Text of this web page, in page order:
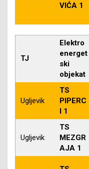
VIĆA 1
TJ
Elektro
energet
ski
objekat
Ugljevik
TS
PIPERC
I 1
Ugljevik
TS
MEZGR
AJA 1